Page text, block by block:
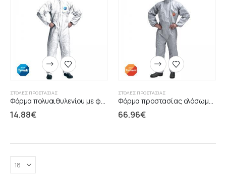
ΣΤΟΛΈΣ ΠΡΟΣΤΑΣΊΑΣ
14.88€
ΣΤΟΛΈΣ ΠΡΟΣΤΑΣΊΑΣ
66.96€